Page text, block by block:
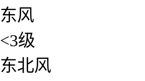
东风
<3级
东北风